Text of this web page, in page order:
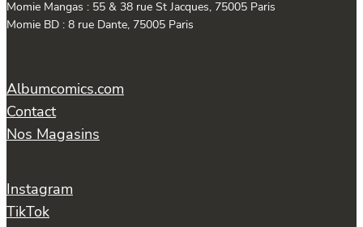
Momie Mangas : 55 & 38 rue St Jacques, 75005 Paris
Momie BD : 8 rue Dante, 75005 Paris
Albumcomics.com
Contact
Nos Magasins
Instagram
TikTok